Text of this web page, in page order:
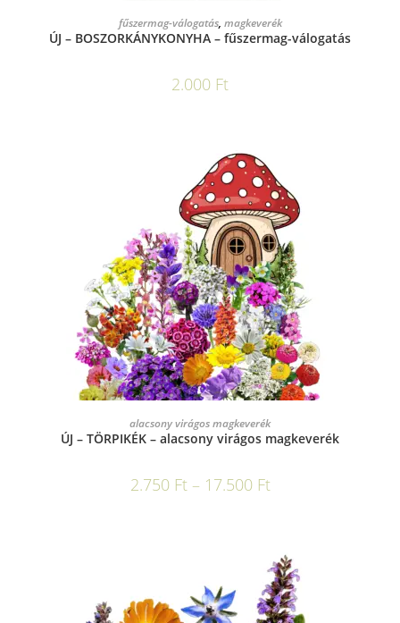
KOSÁRBA TESZEM
fűszermag-válogatás, magkeverék
ÚJ – BOSZORKÁNYKONYHA – fűszermag-válogatás
2.000 Ft
OPCIÓK VÁLASZTÁSA
alacsony virágos magkeverék
ÚJ – TÖRPIKÉK – alacsony virágos magkeverék
2.750 Ft – 17.500 Ft